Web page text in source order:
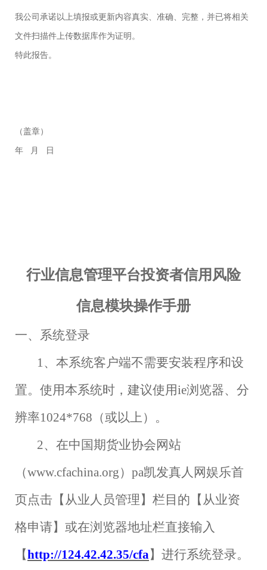
我公司承诺以上填报或更新内容真实、准确、完整，并已将相关
文件扫描件上传数据库作为证明。
特此报告。
（盖章）
年 月 日
行业信息管理平台投资者信用风险
信息模块操作手册
一、系统登录
1、本系统客户端不需要安装程序和设
置。使用本系统时，建议使用ie浏览器、分
辨率1024*768 （或以上）。
2、在中国期货业协会网站
（www.cfachina.org）pa凯发真人网娱乐首
页点击【从业人员管理】栏目的【从业资
格申请】或在浏览器地址栏直接输入
【http://124.42.42.35/cfa】进行系统登录。